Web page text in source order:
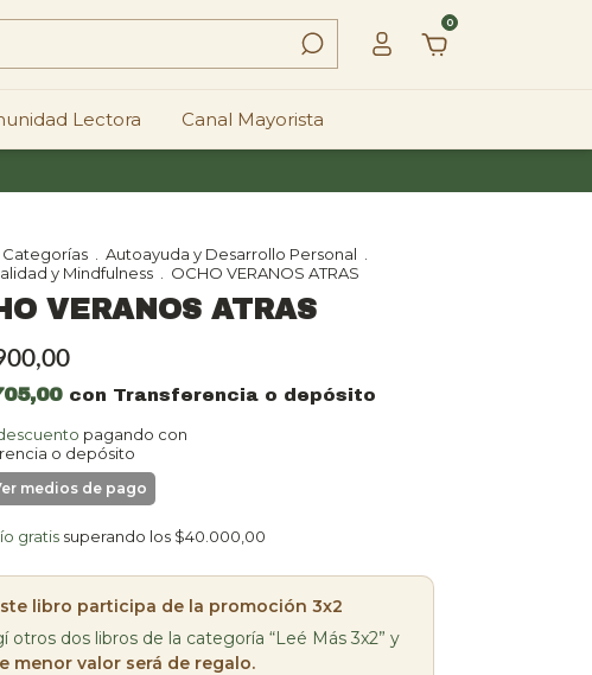
0
Lectora Canal Mayorista
Categorías Autoayuda y Desarrollo Personal
y Mindfulness
OCHO VERANOS ATRAS
VERANOS ATRAS
con Transferencia o depósito
pagando con
o depósito
más detalles
gratis superando los $40.000,00
libro participa de la promoción 3x2
otros dos libros de la categoría “Leé Más 3x2” y
menor valor será de regalo.